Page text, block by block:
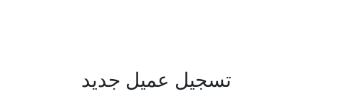
تسجيل عميل جديد